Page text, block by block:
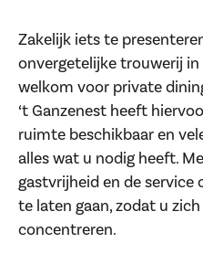
Zakelijk iets te
onvergetelijke trouwerij in
welkom voor private
‘t Ganzenest heeft
ruimte beschikbaar en
alles wat u nodig heeft.
gastvrijheid en de service
te laten gaan, zodat u
concentreren.